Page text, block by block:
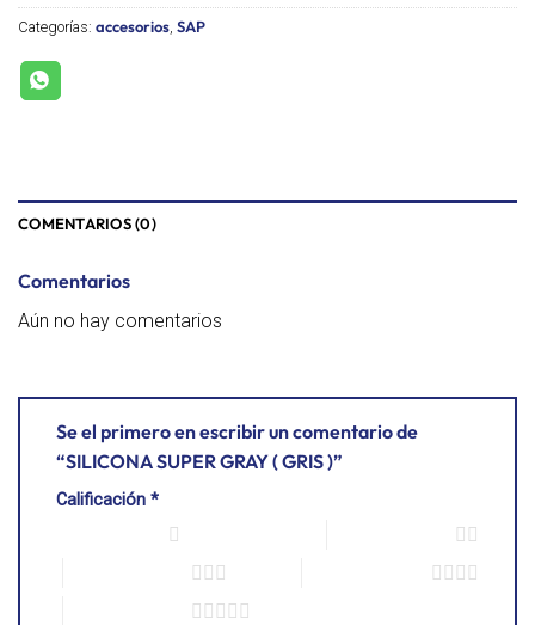
Categorías: accesorios SAP
COMENTARIOS (0)
Comentarios
Aún no hay comentarios
Se el primero en escribir un comentario de
“SILICONA SUPER GRAY ( GRIS )”
Calificación *